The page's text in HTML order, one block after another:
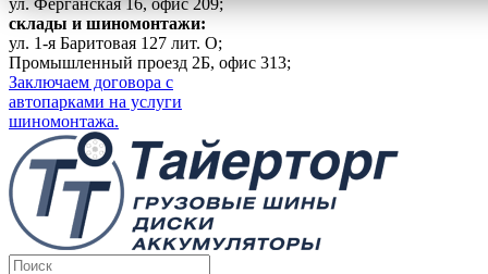
ул. Ферганская 16, офис 209;
склады и шиномонтажи:
ул. 1-я Баритовая 127 лит. О;
Промышленный проезд 2Б, офис 313;
Заключаем договора с
автопарками на услуги
шиномонтажа.